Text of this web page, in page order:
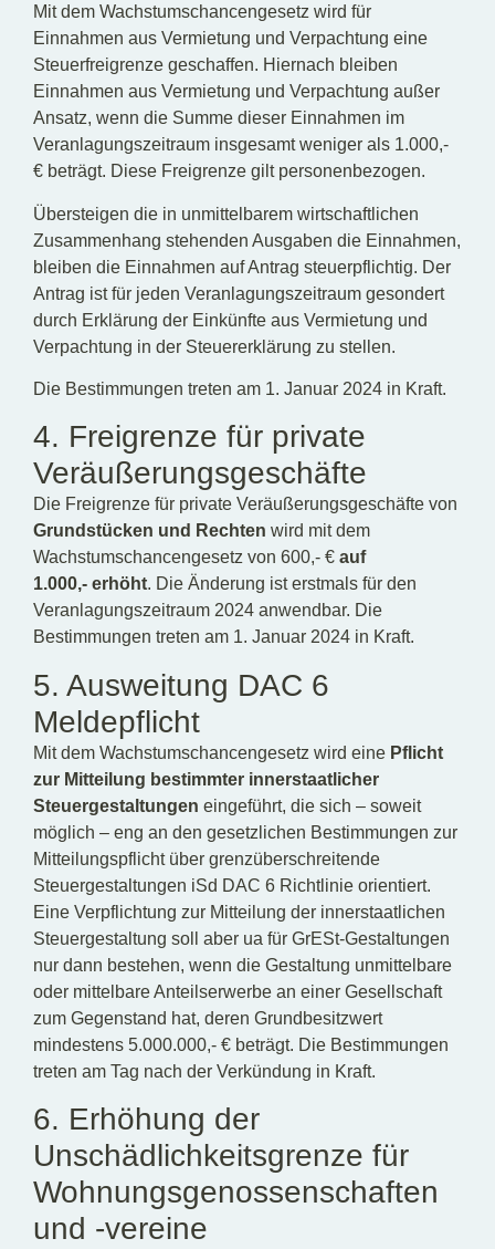
Mit dem Wachstumschancengesetz wird für
Einnahmen aus Vermietung und Verpachtung eine
Steuerfreigrenze geschaffen. Hiernach bleiben
Einnahmen aus Vermietung und Verpachtung außer
Ansatz, wenn die Summe dieser Einnahmen im
Veranlagungszeitraum insgesamt weniger als 1.000,-
€ beträgt. Diese Freigrenze gilt personenbezogen.
Übersteigen die in unmittelbarem wirtschaftlichen
Zusammenhang stehenden Ausgaben die Einnahmen,
bleiben die Einnahmen auf Antrag steuerpflichtig. Der
Antrag ist für jeden Veranlagungszeitraum gesondert
durch Erklärung der Einkünfte aus Vermietung und
Verpachtung in der Steuererklärung zu stellen.
Die Bestimmungen treten am 1. Januar 2024 in Kraft.
4. Freigrenze für private
Veräußerungsgeschäfte
Die Freigrenze für private Veräußerungsgeschäfte von
Grundstücken und Rechten wird mit dem
Wachstumschancengesetz von 600,- € auf
1.000,- erhöht. Die Änderung ist erstmals für den
Veranlagungszeitraum 2024 anwendbar. Die
Bestimmungen treten am 1. Januar 2024 in Kraft.
5. Ausweitung DAC 6
Meldepflicht
Mit dem Wachstumschancengesetz wird eine Pflicht
zur Mitteilung bestimmter innerstaatlicher
Steuergestaltungen eingeführt, die sich – soweit
möglich – eng an den gesetzlichen Bestimmungen zur
Mitteilungspflicht über grenzüberschreitende
Steuergestaltungen iSd DAC 6 Richtlinie orientiert.
Eine Verpflichtung zur Mitteilung der innerstaatlichen
Steuergestaltung soll aber ua für GrESt-Gestaltungen
nur dann bestehen, wenn die Gestaltung unmittelbare
oder mittelbare Anteilserwerbe an einer Gesellschaft
zum Gegenstand hat, deren Grundbesitzwert
mindestens 5.000.000,- € beträgt. Die Bestimmungen
treten am Tag nach der Verkündung in Kraft.
6. Erhöhung der
Unschädlichkeitsgrenze für
Wohnungsgenossenschaften
und -vereine